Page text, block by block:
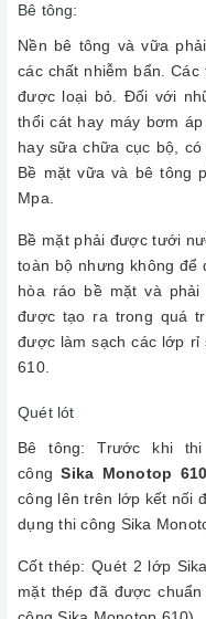
Bê tông:
Nền bê tông và vữa
các chất nhiễm bẩn.
được loại bỏ. Đối với
thổi cát hay máy bơm
hay sữa chữa cục bộ,
Bề mặt vữa và bê tông
Mpa.
Bề mặt phải được tưới
toàn bộ nhưng không
hòa ráo bề mặt và
được tạo ra trong quá
được làm sạch các lớp rỉ
610.
Quét lót
Bê tông: Trước khi
côngSika Monotop 610
công lên trên lớp kết nối
dụng thi công Sika
Cốt thép: Quét 2 lớp
mặt thép đã được